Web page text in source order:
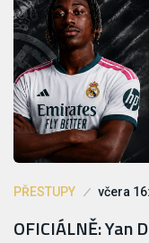
PŘESTUPY včera
OFICIÁLNĚ: Yan